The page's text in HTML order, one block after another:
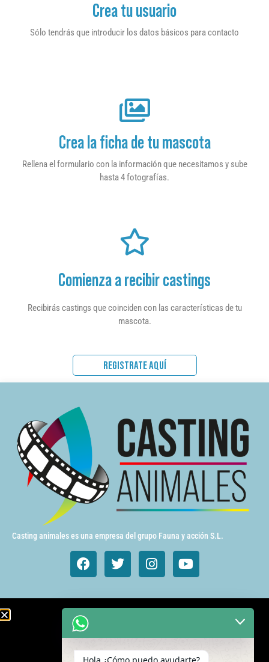
Crea tu usuario
Sólo tendrás que introducir los datos básicos para contacto
Crea la ficha de tu mascota
Rellena el formulario con la información que necesitamos y sube
hasta 4 fotografías.
Comienza a recibir castings
Recibirás castings que coinciden con las características de tu
mascota.
REGISTRATE AQUÍ
Casting animales es una empresa del grupo Fauna y acción S.L.
Animales de cine y TV